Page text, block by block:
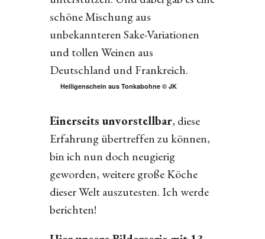
schöne Mischung aus
unbekannteren Sake-Variationen
und tollen Weinen aus
Deutschland und Frankreich.
Heiligenschein aus Tonkabohne © JK
Einerseits unvorstellbar, diese
Erfahrung übertreffen zu können,
bin ich nun doch neugierig
geworden, weitere große Köche
dieser Welt auszutesten. Ich werde
berichten!